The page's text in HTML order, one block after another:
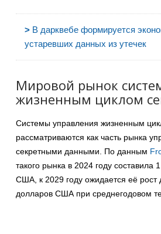
> В дарквебе формируется
устаревших данных из утечек
Мировой рынок
жизненным циклом
Системы управления жизненным
рассматриваются как часть рынка
секретными данными. По данным
такого рынка в 2024 году составила
США, к 2029 году ожидается её рост
долларов США при среднегодовом